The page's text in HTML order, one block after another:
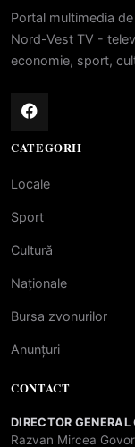
Portal multimedia
Nord-Vest TV -
economie, sport,
CATEGORII
Locale
Sport
Cultură
Naționale
Bursa zvonurilor
Anunțuri
CONTACT
DIRECTOR
Razvan Mircea Govor